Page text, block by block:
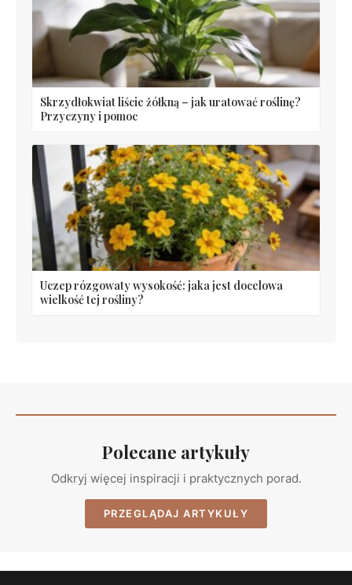
Skrzydłokwiat liście żółkną – jak uratować roślinę?
Przyczyny i pomoc
Uczep rózgowaty wysokość: jaka jest docelowa
wielkość tej rośliny?
Polecane artykuły
Odkryj więcej inspiracji i praktycznych porad.
PRZEGLĄDAJ ARTYKUŁY